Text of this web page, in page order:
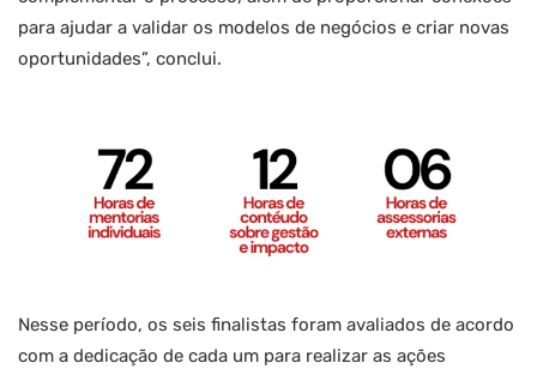
para ajudar a validar os modelos de negócios e criar novas
oportunidades”, conclui.
Nesse período, os seis finalistas foram avaliados de acordo
com a dedicação de cada um para realizar as ações